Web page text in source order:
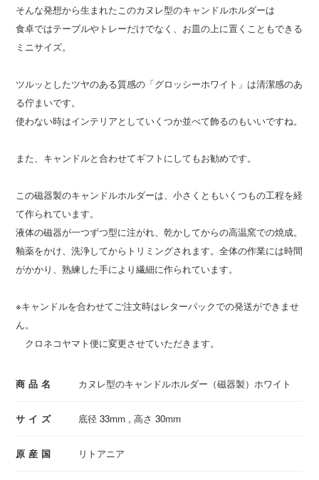
そんな発想から生まれたこのカヌレ型のキャンドルホルダーは
食卓ではテーブルやトレーだけでなく、お皿の上に置くこともできる
ミニサイズ。
ツルッとしたツヤのある質感の「グロッシーホワイト」は清潔感のあ
る佇まいです。
使わない時はインテリアとしていくつか並べて飾るのもいいですね。
また、キャンドルと合わせてギフトにしてもお勧めです。
この磁器製のキャンドルホルダーは、小さくともいくつもの工程を経
て作られています。
液体の磁器が一つずつ型に注がれ、乾かしてからの高温窯での焼成。
釉薬をかけ、洗浄してからトリミングされます。全体の作業には時間
がかかり、熟練した手により繊細に作られています。
※キャンドルを合わせてご注文時はレターパックでの発送ができませ
ん。
クロネコヤマト便に変更させていただきます。
商品名 カヌレ型のキャンドルホルダー（磁器製）ホワイト
サイズ 底径 33mm , 高さ 30mm
原産国 リトアニア